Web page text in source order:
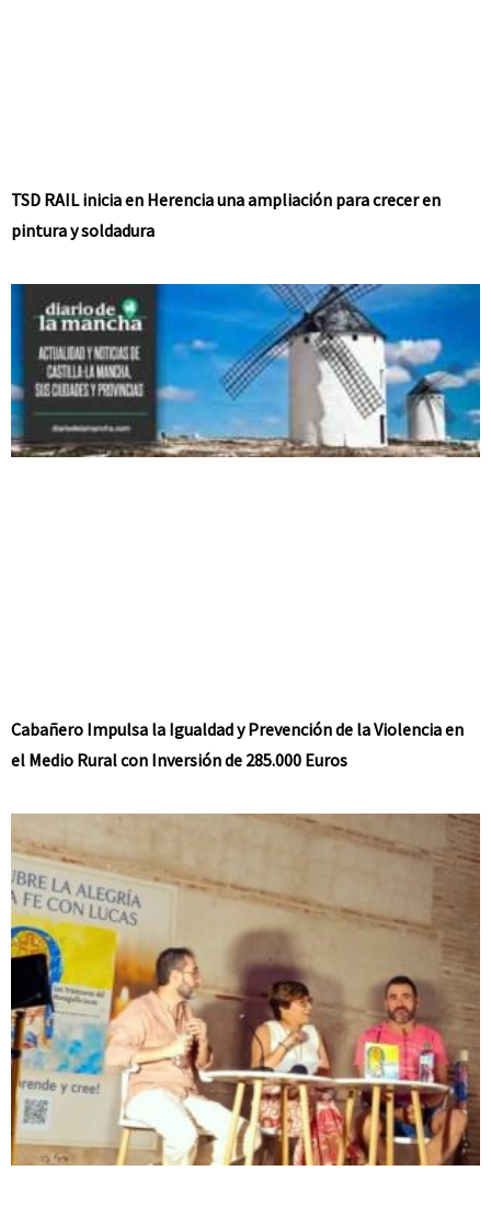
TSD RAIL inicia en Herencia una ampliación para crecer en
pintura y soldadura
Cabañero Impulsa la Igualdad y Prevención de la Violencia en
el Medio Rural con Inversión de 285.000 Euros